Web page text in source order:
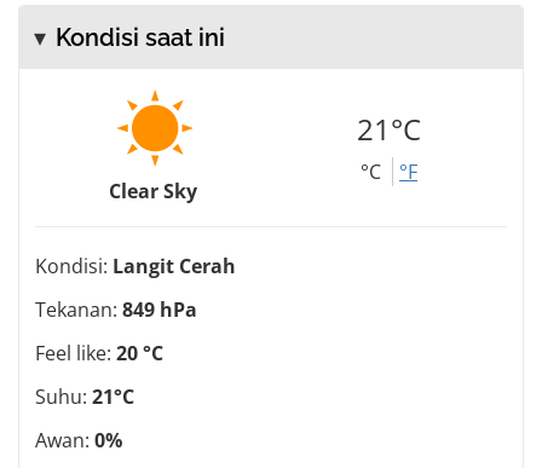
Kondisi saat ini
Clear Sky
21°C
°C °F
Kondisi: Langit Cerah
Tekanan: 849 hPa
Feel like: 20 °C
Suhu: 21°C
Awan: 0%